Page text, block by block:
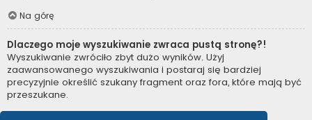
Na górę
Dlaczego moje wyszukiwanie zwraca pustą stronę?!
Wyszukiwanie zwróciło zbyt dużo wyników. Użyj
zaawansowanego wyszukiwania i postaraj się bardziej
precyzyjnie określić szukany fragment oraz fora, które mają być
przeszukane.